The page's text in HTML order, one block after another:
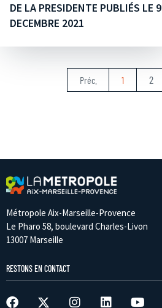
DE LA PRESIDENTE PUBLIÉS LE 9
DECEMBRE 2021
Préc. 1 2
Métropole Aix-Marseille-Provence
Le Pharo 58, boulevard Charles-Livon
13007 Marseille
RESTONS EN CONTACT